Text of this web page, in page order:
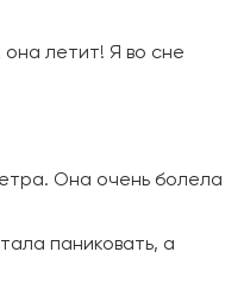
летит! Я во сне
Она очень болела
паниковать, а